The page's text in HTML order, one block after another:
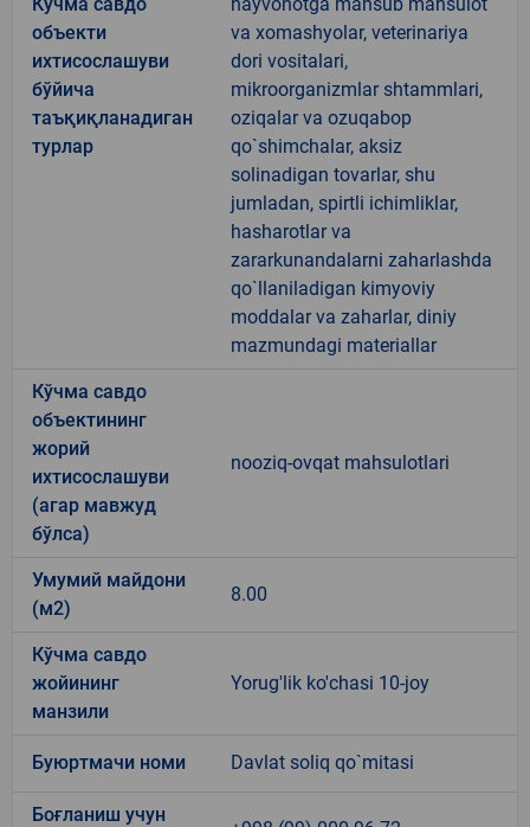
объекти
ихтисослашуви
бўйича
таъқиқланадиган
турлар
va xomashyolar, veterinariya
dori vositalari,
mikroorganizmlar shtammlari,
oziqalar va ozuqabop
qo`shimchalar, aksiz
solinadigan tovarlar, shu
jumladan, spirtli ichimliklar,
hasharotlar va
zararkunandalarni zaharlashda
qo`llaniladigan kimyoviy
moddalar va zaharlar, diniy
mazmundagi materiallar
Кўчма савдо
объектининг
жорий
ихтисослашуви
(агар мавжуд
бўлса)
nooziq-ovqat mahsulotlari
Умумий майдони
(м2)
8.00
Кўчма савдо
жойининг
манзили
Yorug'lik ko'chasi 10-joy
Буюртмачи номи Davlat soliq qo`mitasi
Боғланиш учун